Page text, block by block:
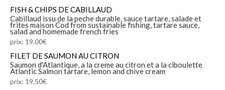
FISH & CHIPS DE CABILLAUD
Cabillaud issu de la peche durable, sauce tartare, salade et
frites maison Cod from sustainable fishing, tartare sauce,
salad and homemade french fries
prix: 19.00€
FILET DE SAUMON AU CITRON
Saumon d'Atlantique, a la creme au citron et a la ciboulette
Atlantic Salmon tartare, lemon and chive cream
prix: 19.50€